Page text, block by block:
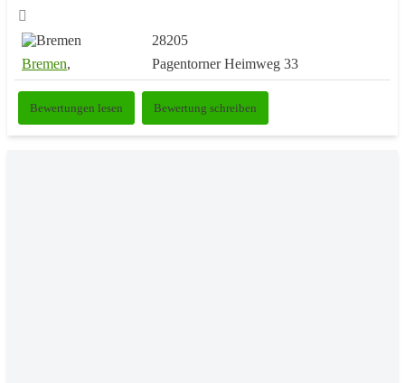
28205
Bremen, Pagentorner Heimweg 33
Bewertungen lesen Bewertung schreiben